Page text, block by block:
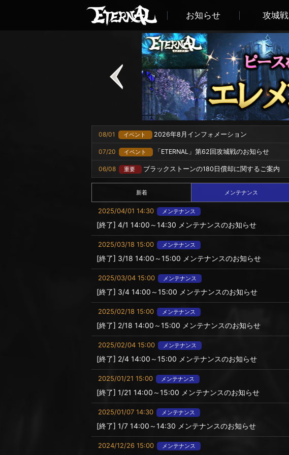
お知らせ 攻城戦
08/01 イベント 2026年8月インフォメーション
07/20 イベント 「ETERNAL」第62回攻城戦のお知らせ
06/08 重要 ブラックストーンの180日償却に関するご案内
新着 メンテナンス
2025/04/01 14:30 メンテナンス
[終了] 4/1 14:00～14:30 メンテナンスのお知らせ
2025/03/18 15:00 メンテナンス
[終了] 3/18 14:00～15:00 メンテナンスのお知らせ
2025/03/04 15:00 メンテナンス
[終了] 3/4 14:00～15:00 メンテナンスのお知らせ
2025/02/18 15:00 メンテナンス
[終了] 2/18 14:00～15:00 メンテナンスのお知らせ
2025/02/04 15:00 メンテナンス
[終了] 2/4 14:00～15:00 メンテナンスのお知らせ
2025/01/21 15:00 メンテナンス
[終了] 1/21 14:00～15:00 メンテナンスのお知らせ
2025/01/07 14:30 メンテナンス
[終了] 1/7 14:00～14:30 メンテナンスのお知らせ
2024/12/26 15:00 メンテナンス